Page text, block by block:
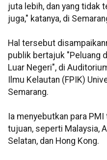
juta lebih, dan yang tidak
juga," katanya, di
Hal tersebut
publik bertajuk "Peluang
Luar Negeri", di
Ilmu Kelautan (FPIK)
Semarang.
Ia menyebutkan para
tujuan, seperti Malaysia,
Selatan, dan Hong Kong.